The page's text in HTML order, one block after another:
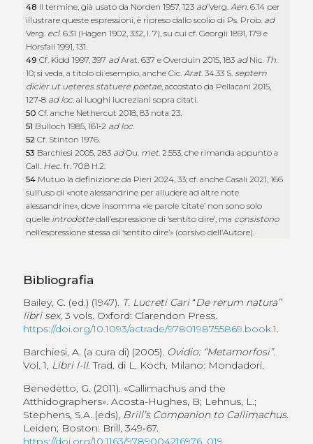
48 Il termine, già usato da Norden 1957, 123 adVerg. Aen . 6.14 per
illustrare queste espressioni, è ripreso dallo scolio di Ps. Prob. ad
Verg. ecl. 6.31 (Hagen 1902, 332, l. 7), su cui cf. Georgii 1891, 179 e
Horsfall 1991, 131.
49Cf. Kidd 1997, 397 adArat. 637 e Overduin 2015, 183 adNic. Th
10; si veda, a titolo di esempio, anche Cic. Arat. 34.33 S. septem
dicier ut ueteres statuere poetae, accostato da Pellacani 2015,
127‑8 ad loc. ai luoghi lucreziani sopra citati.
50Cf. anche Nethercut 2018, 83 nota 23.
51 Bulloch 1985, 161‑2 ad loc.
52Cf. Stinton 1976.
53 Barchiesi 2005, 283 adOu. met. 2.553, che rimanda appunto a
Call. Hec. fr. 70.8 H.2.
54 Mutuo la definizione da Pieri 2024, 33; cf. anche Casali 2021, 166
sull’uso di «note alessandrine per alludere ad altre note
alessandrine», dove insomma «le parole ‘citate’ non sono solo
quelle introdottedall’espressione di ‘sentito dire’, ma consistono
nell’espressione stessa di ‘sentito dire’» (corsivo dell’Autore).
Bibliografia
Bailey, C. (ed.) (1947). T. Lucreti Cari“De rerum natura”
libri sex, 3 vols. Oxford: Clarendon Press.
https://doi.org/10.1093/actrade/9780198755869.book.1.
Barchiesi, A. (a cura di) (2005). Ovidio: “Metamorfosi”.
Vol. 1, Libri I-II. Trad. di L. Koch. Milano: Mondadori.
Benedetto, G. (2011). «Callimachus and the
Atthidographers». Acosta-Hughes, B; Lehnus, L.;
Stephens, S.A. (eds), Brill’s Companion to Callimachus.
Leiden; Boston: Brill, 349‑67.
https://doi.org/10.1163/9789004216976_019